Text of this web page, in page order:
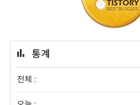
통계
전체 :